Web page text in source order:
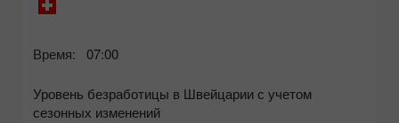
Время: 07:00
Уровень безработицы в Швейцарии с учетом
сезонных изменений